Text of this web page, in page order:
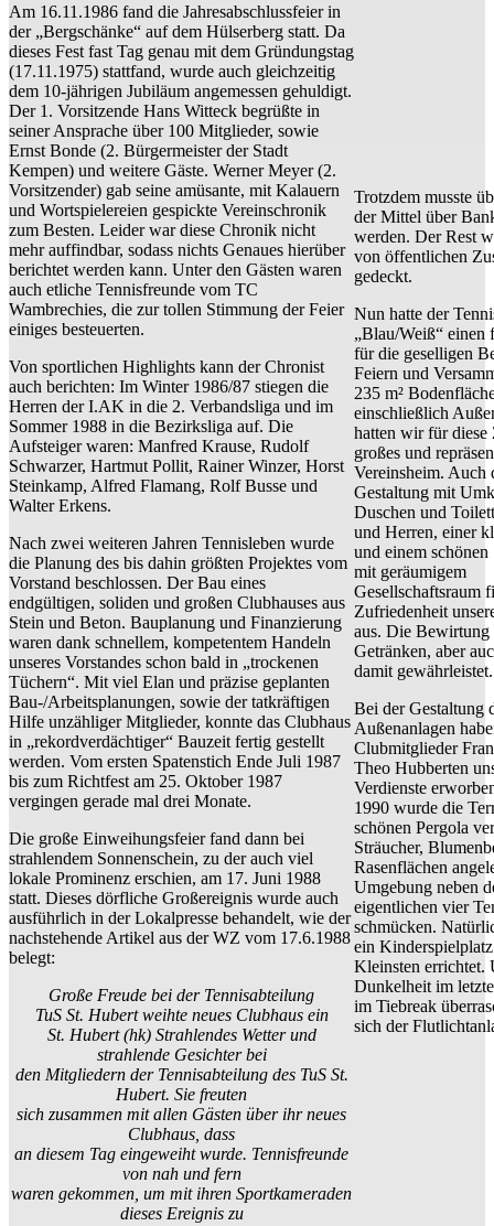
Am 16.11.1986 fand die Jahresabschlussfeier in
der „Bergschänke“ auf dem Hülserberg statt. Da
dieses Fest fast Tag genau mit dem Gründungstag
(17.11.1975) stattfand, wurde auch gleichzeitig
dem 10-jährigen Jubiläum angemessen gehuldigt.
Der 1. Vorsitzende Hans Witteck begrüßte in
seiner Ansprache über 100 Mitglieder, sowie
Ernst Bonde (2. Bürgermeister der Stadt
Kempen) und weitere Gäste. Werner Meyer (2.
Vorsitzender) gab seine amüsante, mit Kalauern
und Wortspielereien gespickte Vereinschronik
zum Besten. Leider war diese Chronik nicht
mehr auffindbar, sodass nichts Genaues hierüber
berichtet werden kann. Unter den Gästen waren
auch etliche Tennisfreunde vom TC
Wambrechies, die zur tollen Stimmung der Feier
einiges besteuerten.
Von sportlichen Highlights kann der Chronist
auch berichten: Im Winter 1986/87 stiegen die
Herren der I.AK in die 2. Verbandsliga und im
Sommer 1988 in die Bezirksliga auf. Die
Aufsteiger waren: Manfred Krause, Rudolf
Schwarzer, Hartmut Pollit, Rainer Winzer, Horst
Steinkamp, Alfred Flamang, Rolf Busse und
Walter Erkens.
Nach zwei weiteren Jahren Tennisleben wurde
die Planung des bis dahin größten Projektes vom
Vorstand beschlossen. Der Bau eines
endgültigen, soliden und großen Clubhauses aus
Stein und Beton. Bauplanung und Finanzierung
waren dank schnellem, kompetentem Handeln
unseres Vorstandes schon bald in „trockenen
Tüchern“. Mit viel Elan und präzise geplanten
Bau-/Arbeitsplanungen, sowie der tatkräftigen
Hilfe unzähliger Mitglieder, konnte das Clubhaus
in „rekordverdächtiger“ Bauzeit fertig gestellt
werden. Vom ersten Spatenstich Ende Juli 1987
bis zum Richtfest am 25. Oktober 1987
vergingen gerade mal drei Monate.
Die große Einweihungsfeier fand dann bei
strahlendem Sonnenschein, zu der auch viel
lokale Prominenz erschien, am 17. Juni 1988
statt. Dieses dörfliche Großereignis wurde auch
ausführlich in der Lokalpresse behandelt, wie der
nachstehende Artikel aus der WZ vom 17.6.1988
belegt:
Große Freude bei der Tennisabteilung
TuS St. Hubert weihte neues Clubhaus ein
St. Hubert (hk) Strahlendes Wetter und
strahlende Gesichter bei
den Mitgliedern der Tennisabteilung des TuS St.
Hubert. Sie freuten
sich zusammen mit allen Gästen über ihr neues
Clubhaus, dass
an diesem Tag eingeweiht wurde. Tennisfreunde
von nah und fern
waren gekommen, um mit ihren Sportkameraden
dieses Ereignis zu
Trotzdem musste
der Mittel über
werden. Der Rest
von öffentlichen
gedeckt.
Nun hatte der
„Blau/Weiß“ einen
für die geselligen
Feiern und
235 m²
einschließlich
hatten wir für diese
großes und
Vereinsheim. Auch
Gestaltung mit
Duschen und
und Herren, einer
und einem schönen
mit geräumigem
Gesellschaftsraum
Zufriedenheit
aus. Die Bewirtung
Getränken, aber
damit gewährleistet.
Bei der Gestaltung
Außenanlagen
Clubmitglieder
Theo Hubberten
Verdienste
1990 wurde die
schönen Pergola
Sträucher,
Rasenflächen
Umgebung neben
eigentlichen vier
schmücken.
ein
Kleinsten errichtet.
Dunkelheit im
im Tiebreak
sich der